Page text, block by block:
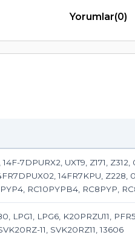
Yorumlar(0)
14F-7DPURX2, UXT9, Z171,
14FR7KPU, Z228,
RC10PYPB4, RC8PYP,
LPG1, LPG6, K20PRZU11,
11, SVK20RZ11, 13606